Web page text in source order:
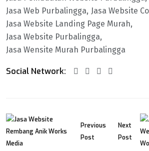
Jasa Web Purbalingga
Jasa Website
Jasa Website Landing Page Murah
Jasa Website Purbalingga
Jasa Wensite Murah Purbalingga
Social Network:
Previous
Post
Next
Post